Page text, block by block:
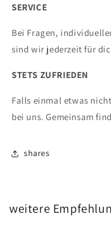
SERVICE
Bei Fragen,
sind wir jederzeit für
STETS ZUFRIEDEN
Falls einmal etwas
bei uns. Gemeinsam
shares
weitere